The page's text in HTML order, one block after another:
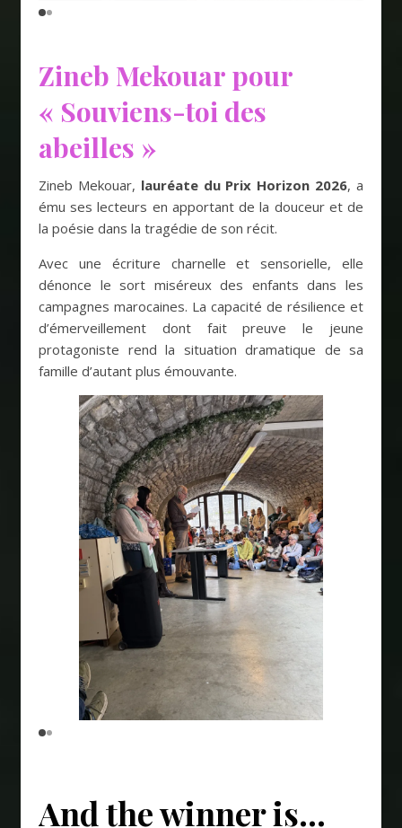
Zineb Mekouar pour
« Souviens-toi des
abeilles »
Zineb Mekouar, lauréate du Prix Horizon 2026, a
ému ses lecteurs en apportant de la douceur et de
la poésie dans la tragédie de son récit.
Avec une écriture charnelle et sensorielle, elle
dénonce le sort miséreux des enfants dans les
campagnes marocaines. La capacité de résilience et
d’émerveillement dont fait preuve le jeune
protagoniste rend la situation dramatique de sa
famille d’autant plus émouvante.
And the winner is…